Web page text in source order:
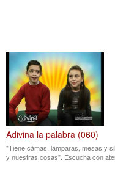
Adivina la palabra (060)
"Tiene cámas, lámparas, mesas y
y nuestras cosas". Escucha con